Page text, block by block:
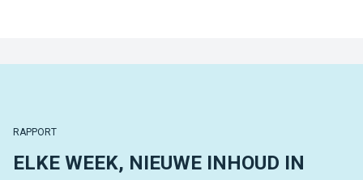
RAPPORT
ELKE WEEK, NIEUWE INHOUD IN